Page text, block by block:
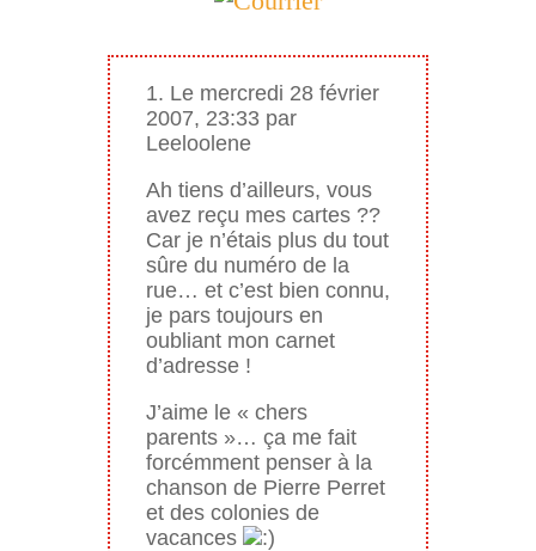
1. Le mercredi 28 février
2007, 23:33 par
Leeloolene
Ah tiens d’ailleurs, vous
avez reçu mes cartes ??
Car je n’étais plus du tout
sûre du numéro de la
rue… et c’est bien connu,
je pars toujours en
oubliant mon carnet
d’adresse !
J’aime le « chers
parents »… ça me fait
forcémment penser à la
chanson de Pierre Perret
et des colonies de
vacances